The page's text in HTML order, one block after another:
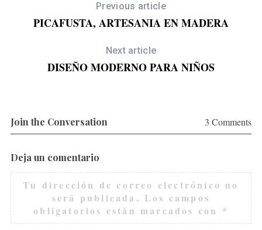
Previous article
PICAFUSTA, ARTESANIA EN MADERA
Next article
DISEÑO MODERNO PARA NIÑOS
Join the Conversation 3 Comments
Deja un comentario
Tu dirección de correo electrónico no
será publicada. Los campos
obligatorios están marcados con *